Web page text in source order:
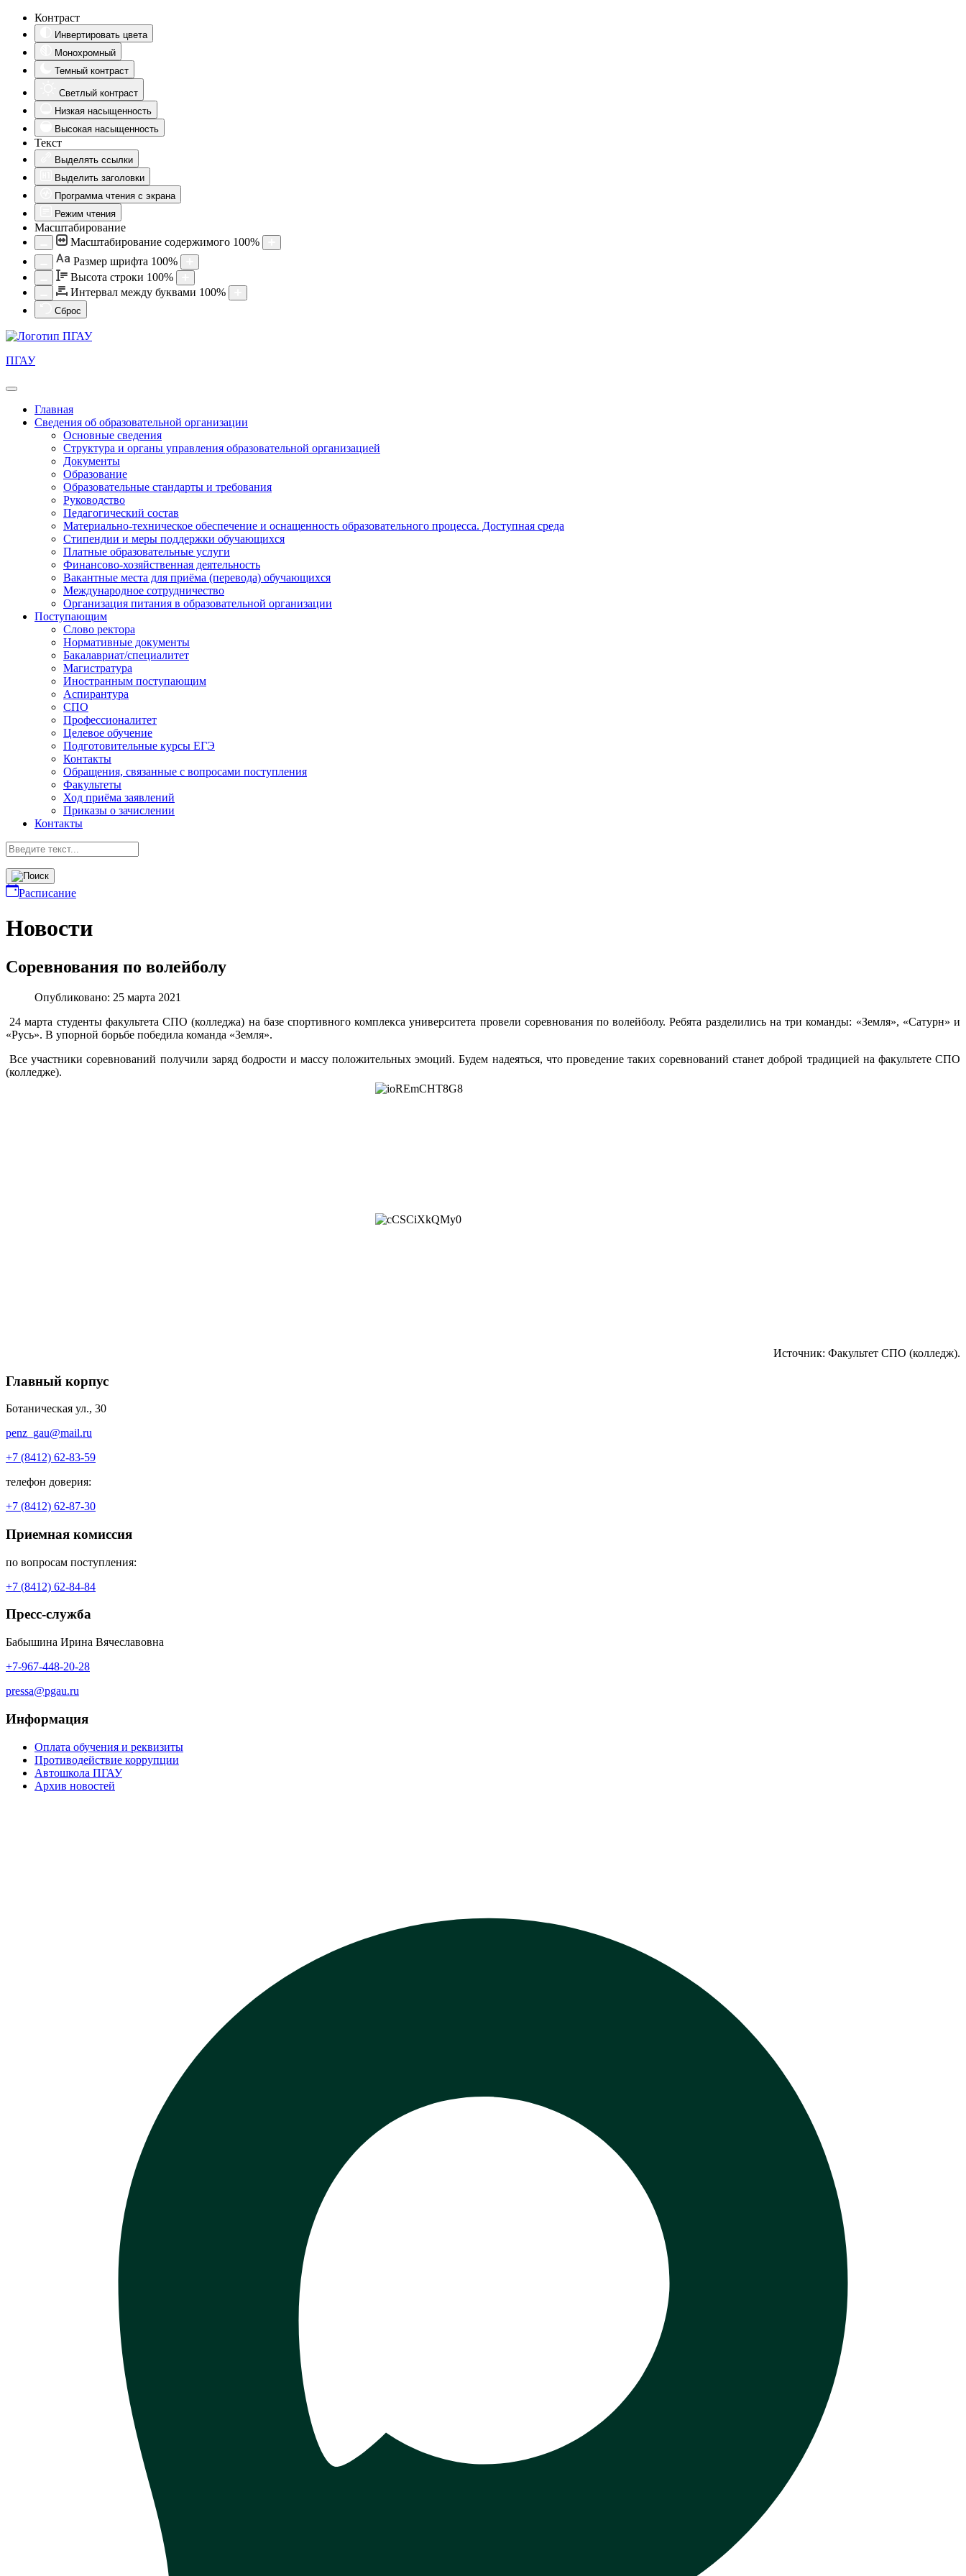
Контраст
Инвертировать цвета
Монохромный
Темный контраст
Светлый контраст
Низкая насыщенность
Высокая насыщенность
Текст
Выделять ссылки
Выделить заголовки
Программа чтения с экрана
Режим чтения
Масштабирование
Масштабирование содержимого 100%
Aa Размер шрифта 100%
Высота строки 100%
Интервал между буквами 100%
Сброс
ПГАУ
Главная
Сведения об образовательной организации
Основные сведения
Структура и органы управления образовательной организацией
Документы
Образование
Образовательные стандарты и требования
Руководство
Педагогический состав
Материально-техническое обеспечение и оснащенность образовательного процесса. Доступная среда
Стипендии и меры поддержки обучающихся
Платные образовательные услуги
Финансово-хозяйственная деятельность
Вакантные места для приёма (перевода) обучающихся
Международное сотрудничество
Организация питания в образовательной организации
Поступающим
Слово ректора
Нормативные документы
Бакалавриат/специалитет
Магистратура
Иностранным поступающим
Аспирантура
СПО
Профессионалитет
Целевое обучение
Подготовительные курсы ЕГЭ
Контакты
Обращения, связанные с вопросами поступления
Факультеты
Ход приёма заявлений
Приказы о зачислении
Контакты
Расписание
Новости
Соревнования по волейболу
Опубликовано: 25 марта 2021
24 марта студенты факультета СПО (колледжа) на базе спортивного комплекса университета провели соревнования по волейболу. Ребята разделились на три команды: «Земля», «Сатурн» и
«Русь». В упорной борьбе победила команда «Земля».
Все участники соревнований получили заряд бодрости и массу положительных эмоций. Будем надеяться, что проведение таких соревнований станет доброй традицией на факультете СПО
(колледже).
Источник: Факультет СПО (колледж).
Главный корпус
Ботаническая ул., 30
penz_gau@mail.ru
+7 (8412) 62-83-59
телефон доверия:
+7 (8412) 62-87-30
Приемная комиссия
по вопросам поступления:
+7 (8412) 62-84-84
Пресс-служба
Бабышина Ирина Вячеславовна
+7-967-448-20-28
pressa@pgau.ru
Информация
Оплата обучения и реквизиты
Противодействие коррупции
Автошкола ПГАУ
Архив новостей